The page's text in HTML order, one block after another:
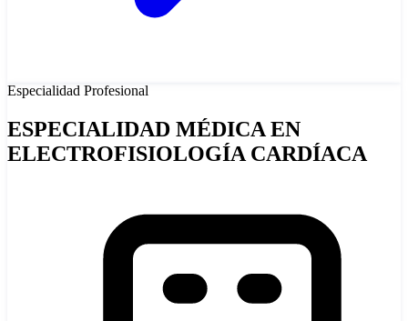
Especialidad Profesional
ESPECIALIDAD MÉDICA EN
ELECTROFISIOLOGÍA CARDÍACA